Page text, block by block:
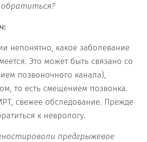
непонятно, какое заболевание
Это может быть связано со
позвоночного канала),
то есть смещением позвонка.
свежее обследование. Прежде
к неврологу.
предгрыжевое